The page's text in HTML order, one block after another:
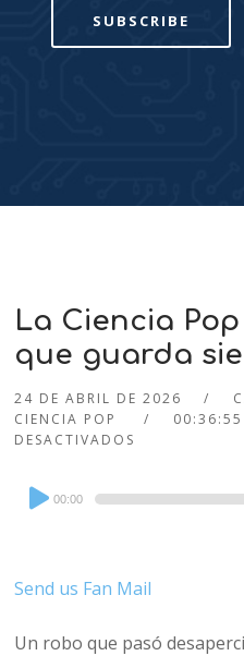
SUBSCRIBE
La Ciencia Pop
que guarda
24 DE ABRIL DE 2026
CIENCIA POP
00:36:55
DESACTIVADOS
Audio
Player
00:00
Send us Fan Mail
Un robo que pasó